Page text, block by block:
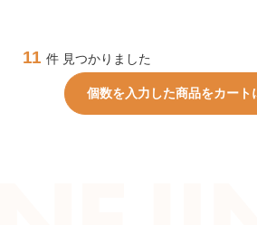
11 件 見つかりました
個数を入力した商品をカート